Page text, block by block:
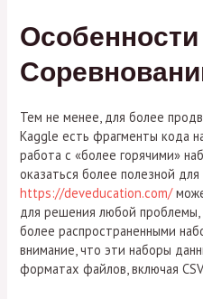
Тем не менее, для более
Kaggle есть фрагменты кода
работа с «более горячими»
оказаться более полезной
https://deveducation.com/
для решения любой
более распространенными
внимание, что эти наборы
форматах файлов, включая